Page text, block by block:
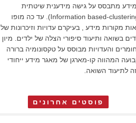
מתבסס על גישה מידענית שיטתית
(Information based-clustering). עד כה מופו
מקורות מידע , בעיקרם עדויות וזיכרונות של
בשואה ותיעוד סיפורי הצלה של ילדים. מיון
והעדויות מבוסס על טקסונומיה ברורה
המהווה קו-מארגן של מאגר מידע ייחודי
לתיעוד השואה.
פוסטים אחרונים